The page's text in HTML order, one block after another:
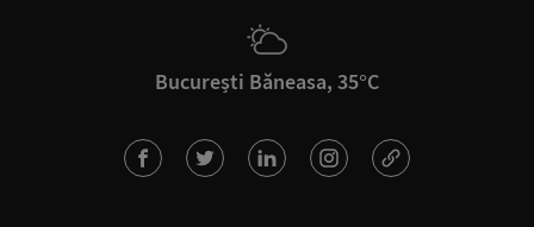
București Băneasa, 35°C